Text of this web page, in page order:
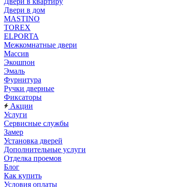
Двери в дом
MASTINO
TOREX
ELPORTA
Межкомнатные двери
Массив
Экошпон
Эмаль
Фурнитура
Ручки дверные
Фиксаторы
Акции
Услуги
Сервисные службы
Замер
Установка дверей
Дополнительные услуги
Отделка проемов
Блог
Как купить
Условия оплаты